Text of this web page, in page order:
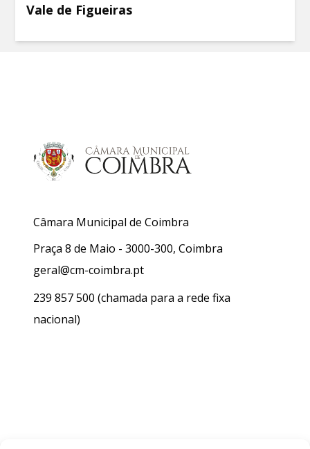
Vale de Figueiras
Câmara Municipal de Coimbra
Praça 8 de Maio - 3000-300, Coimbra
geral@cm-coimbra.pt
239 857 500 (chamada para a rede fixa
nacional)